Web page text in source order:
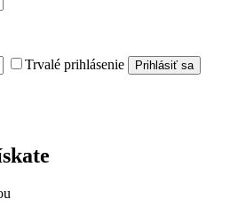
Trvalé prihlásenie Prihlásiť sa